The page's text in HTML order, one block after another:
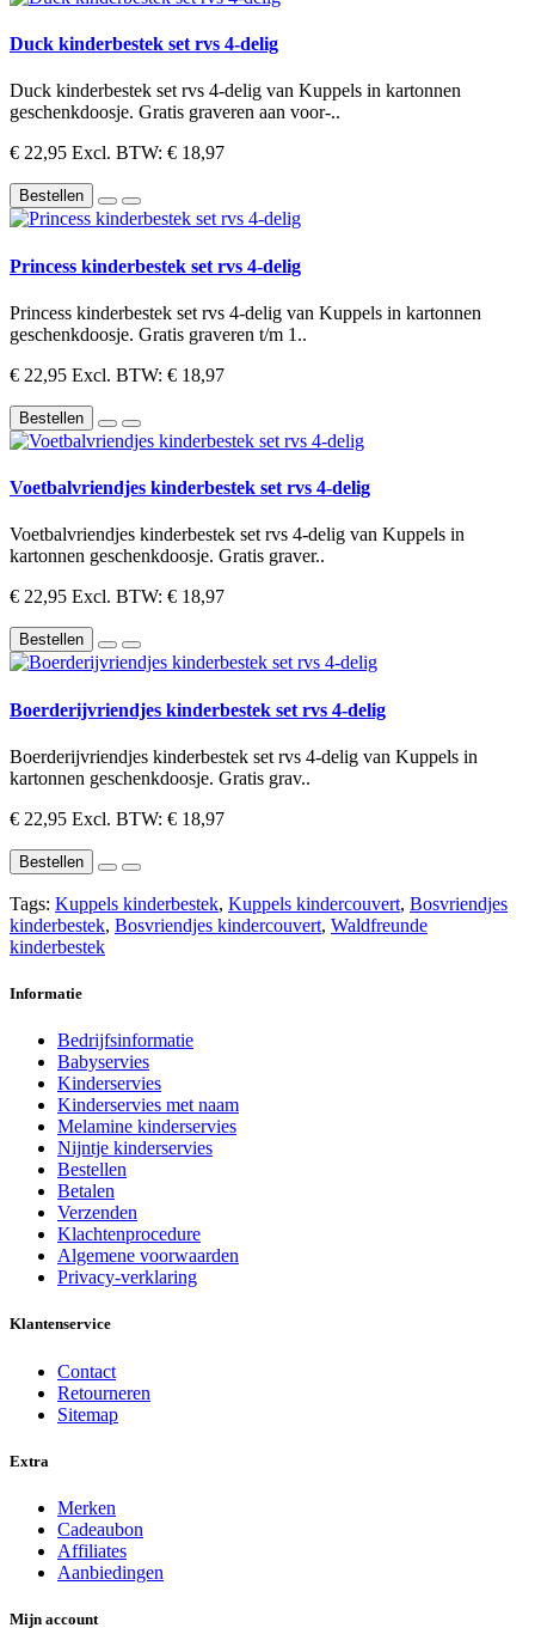
Duck kinderbestek set rvs 4-delig
Duck kinderbestek set rvs 4-delig van Kuppels in kartonnen
geschenkdoosje. Gratis graveren aan voor-..
€ 22,95 Excl. BTW: € 18,97
Bestellen
Princess kinderbestek set rvs 4-delig
Princess kinderbestek set rvs 4-delig van Kuppels in kartonnen
geschenkdoosje. Gratis graveren t/m 1..
€ 22,95 Excl. BTW: € 18,97
Bestellen
Voetbalvriendjes kinderbestek set rvs 4-delig
Voetbalvriendjes kinderbestek set rvs 4-delig van Kuppels in
kartonnen geschenkdoosje. Gratis graver..
€ 22,95 Excl. BTW: € 18,97
Bestellen
Boerderijvriendjes kinderbestek set rvs 4-delig
Boerderijvriendjes kinderbestek set rvs 4-delig van Kuppels in
kartonnen geschenkdoosje. Gratis grav..
€ 22,95 Excl. BTW: € 18,97
Bestellen
Tags: Kuppels kinderbestek, Kuppels kindercouvert, Bosvriendjes
kinderbestek, Bosvriendjes kindercouvert, Waldfreunde
kinderbestek
Informatie
Bedrijfsinformatie
Babyservies
Kinderservies
Kinderservies met naam
Melamine kinderservies
Nijntje kinderservies
Bestellen
Betalen
Verzenden
Klachtenprocedure
Algemene voorwaarden
Privacy-verklaring
Klantenservice
Contact
Retourneren
Sitemap
Extra
Merken
Cadeaubon
Affiliates
Aanbiedingen
Mijn account